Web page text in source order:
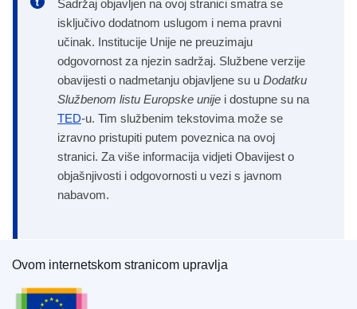
Sadržaj objavljen na ovoj stranici smatra se
isključivo dodatnom uslugom i nema pravni
učinak. Institucije Unije ne preuzimaju
odgovornost za njezin sadržaj. Službene verzije
obavijesti o nadmetanju objavljene su u Dodatku
Službenom listu Europske unije i dostupne su na
TED-u. Tim službenim tekstovima može se
izravno pristupiti putem poveznica na ovoj
stranici. Za više informacija vidjeti Obavijest o
objašnjivosti i odgovornosti u vezi s javnom
nabavom.
Ured za publikacije Europske unije
Ovom internetskom stranicom upravlja